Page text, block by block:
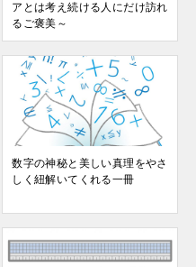
アとは考え続ける人にだけ訪れ
るご褒美～
数字の神秘と美しい真理をやさ
しく紐解いてくれる一冊